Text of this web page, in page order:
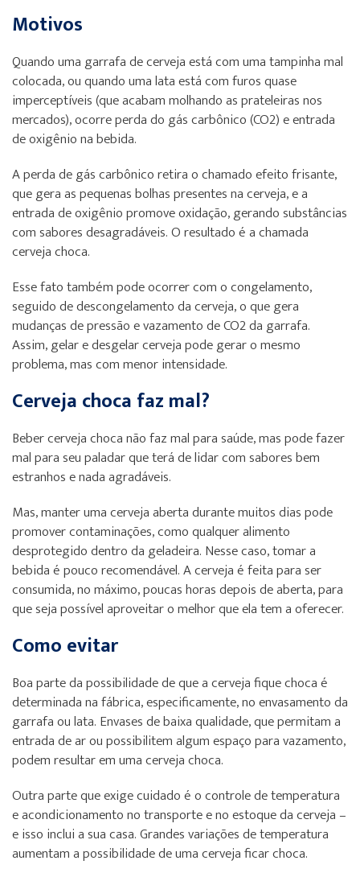
Motivos
Quando uma garrafa de cerveja está com uma tampinha mal
colocada, ou quando uma lata está com furos quase
imperceptíveis (que acabam molhando as prateleiras nos
mercados), ocorre perda do gás carbônico (CO2) e entrada
de oxigênio na bebida.
A perda de gás carbônico retira o chamado efeito frisante,
que gera as pequenas bolhas presentes na cerveja, e a
entrada de oxigênio promove oxidação, gerando substâncias
com sabores desagradáveis. O resultado é a chamada
cerveja choca.
Esse fato também pode ocorrer com o congelamento,
seguido de descongelamento da cerveja, o que gera
mudanças de pressão e vazamento de CO2 da garrafa.
Assim, gelar e desgelar cerveja pode gerar o mesmo
problema, mas com menor intensidade.
Cerveja choca faz mal?
Beber cerveja choca não faz mal para saúde, mas pode fazer
mal para seu paladar que terá de lidar com sabores bem
estranhos e nada agradáveis.
Mas, manter uma cerveja aberta durante muitos dias pode
promover contaminações, como qualquer alimento
desprotegido dentro da geladeira. Nesse caso, tomar a
bebida é pouco recomendável. A cerveja é feita para ser
consumida, no máximo, poucas horas depois de aberta, para
que seja possível aproveitar o melhor que ela tem a oferecer.
Como evitar
Boa parte da possibilidade de que a cerveja fique choca é
determinada na fábrica, especificamente, no envasamento da
garrafa ou lata. Envases de baixa qualidade, que permitam a
entrada de ar ou possibilitem algum espaço para vazamento,
podem resultar em uma cerveja choca.
Outra parte que exige cuidado é o controle de temperatura
e acondicionamento no transporte e no estoque da cerveja –
e isso inclui a sua casa. Grandes variações de temperatura
aumentam a possibilidade de uma cerveja ficar choca.